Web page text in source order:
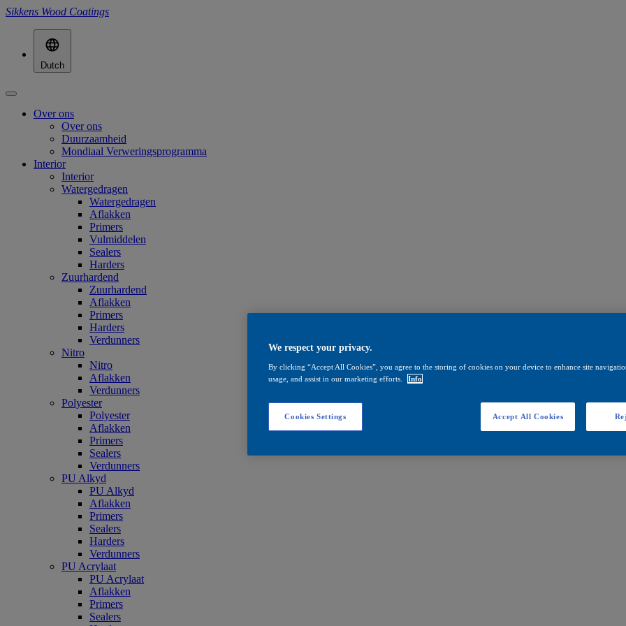
Sikkens Wood Coatings
Dutch
Over ons
Over ons
Duurzaamheid
Mondiaal Verweringsprogramma
Interior
Interior
Watergedragen
Watergedragen
Aflakken
Primers
Vulmiddelen
Sealers
Harders
Zuurhardend
Zuurhardend
Aflakken
Primers
Harders
Verdunners
Nitro
Nitro
Aflakken
Verdunners
Polyester
Polyester
Aflakken
Primers
Sealers
Verdunners
PU Alkyd
PU Alkyd
Aflakken
Primers
Sealers
Harders
Verdunners
PU Acrylaat
PU Acrylaat
Aflakken
Primers
Sealers
We respect your privacy.
By clicking “Accept All Cookies”, you agree to the storing of cookies on your device to enhance site
usage, and assist in our marketing efforts.
Info
Cookies Settings Accept All Cookies